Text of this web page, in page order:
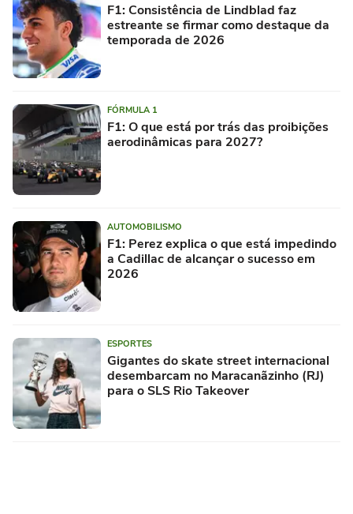
F1: Consistência de Lindblad faz
estreante se firmar como destaque da
temporada de 2026
FÓRMULA 1
F1: O que está por trás das proibições
aerodinâmicas para 2027?
AUTOMOBILISMO
F1: Perez explica o que está impedindo
a Cadillac de alcançar o sucesso em
2026
ESPORTES
Gigantes do skate street internacional
desembarcam no Maracanãzinho (RJ)
para o SLS Rio Takeover